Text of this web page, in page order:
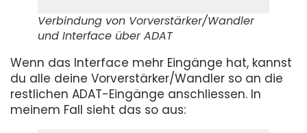
Verbindung von Vorverstärker/Wandler
und Interface über ADAT
Wenn das Interface mehr Eingänge hat, kannst
du alle deine Vorverstärker/Wandler so an die
restlichen ADAT-Eingänge anschliessen. In
meinem Fall sieht das so aus: